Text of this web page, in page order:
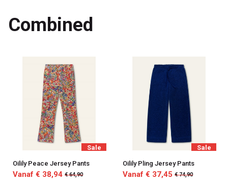
Combined
Sale
Oilily Peace Jersey Pants
Vanaf € 38,94 € 64,90
Sale
Oilily Pling Jersey Pants
Vanaf € 37,45 € 74,90